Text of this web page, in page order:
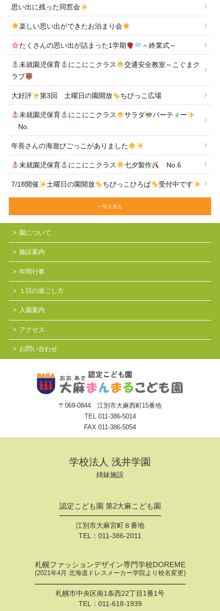
思い出に残った同窓会
楽しい思い出ができたお泊まり会
たくさんの思い出が詰まった1学期 ～終業式～
未就園児保育 にこにこクラス
交通安全教室～こぐまク
ラブ
大好評 第3回 土曜日の園開放 ちびっこ広場
未就園児保育 にこにこクラス サラダ
パーティー
No.
年長さんの海遊びごっこがありました
未就園児保育 にこにこクラス 七夕製作 No.6
7/18開催 土曜日の園開放 ちびっこひろば 受付中です
一覧を見る
園について
施設案内
年間行事
１日の過ごし方
入園案内
アクセス
お問い合わせ
〒069-0844 江別市大麻西町15番地
TEL 011-386-5014
FAX 011-386-5054
学校法人 浅井学園
姉妹施設
認定こども園 第2大麻こども園
江別市大麻宮町８番地
TEL： 011-386-2011
札幌ファッションデザイン専門学校DOREME
(2021年4月 北海道ドレスメーカー学院より校名変更)
札幌市中央区南1条西22丁目1番1号
TEL： 011-618-1939